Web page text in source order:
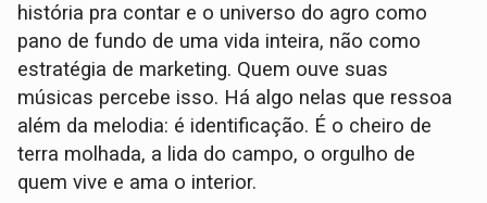
história pra contar e o universo do agro como
pano de fundo de uma vida inteira, não como
estratégia de marketing. Quem ouve suas
músicas percebe isso. Há algo nelas que ressoa
além da melodia: é identificação. É o cheiro de
terra molhada, a lida do campo, o orgulho de
quem vive e ama o interior.